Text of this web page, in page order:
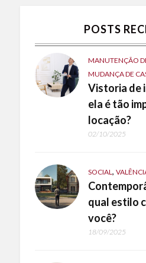
POSTS
MANUTENÇÃO
MUDANÇA DE
Vistoria de
ela é tão
locação?
02/10/2025
SOCIAL ,
qual estilo
você?
18/09/2025